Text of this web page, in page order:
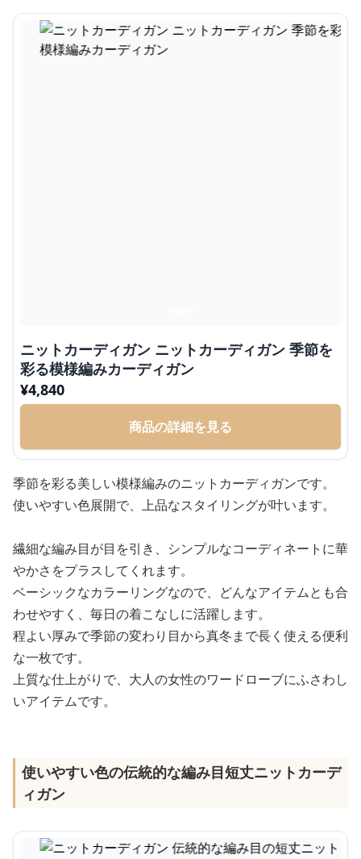
ニットカーディガン ニットカーディガン 季節を
彩る模様編みカーディガン
¥4,840
商品の詳細を見る
季節を彩る美しい模様編みのニットカーディガンです。
使いやすい色展開で、上品なスタイリングが叶います。
繊細な編み目が目を引き、シンプルなコーディネートに華
やかさをプラスしてくれます。
ベーシックなカラーリングなので、どんなアイテムとも合
わせやすく、毎日の着こなしに活躍します。
程よい厚みで季節の変わり目から真冬まで長く使える便利
な一枚です。
上質な仕上がりで、大人の女性のワードローブにふさわし
いアイテムです。
使いやすい色の伝統的な編み目短丈ニットカーデ
ィガン